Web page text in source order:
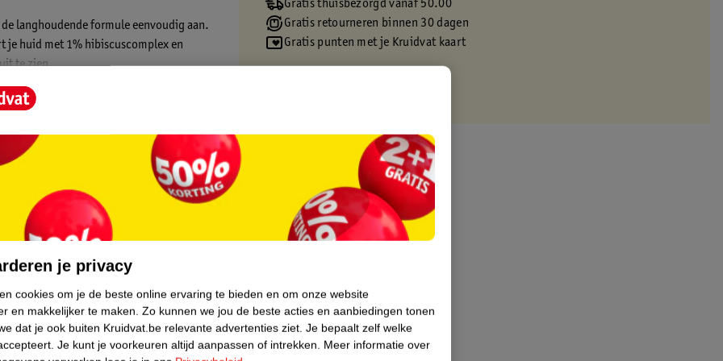
langhoudende formule eenvoudig aan.
je huid met 1% hibiscuscomplex en
te zien.
Gratis thuisbezorgd vanaf 50.00
Gratis retourneren binnen 30 dagen
Gratis punten met je Kruidvat kaart
je privacy
cookies om je de beste online ervaring te bieden en om onze website
en makkelijker te maken. Zo kunnen we jou de beste acties en aanbiedingen tonen
dat je ook buiten Kruidvat.be relevante advertenties ziet. Je bepaalt zelf welke
Je kunt je voorkeuren altijd aanpassen of intrekken. Meer informatie over